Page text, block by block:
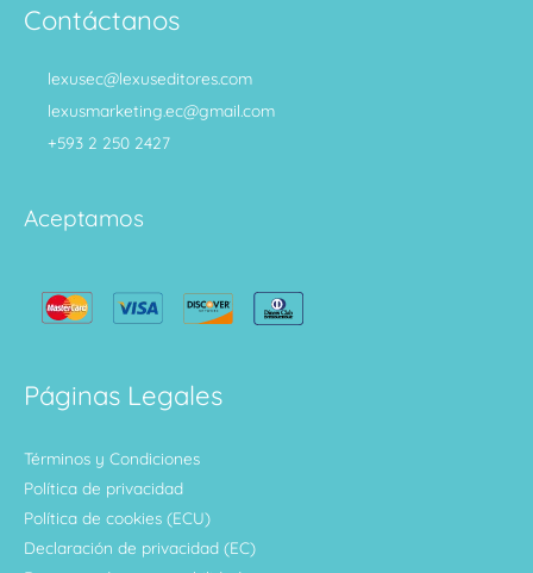
Contáctanos
lexusec@lexuseditores.com
lexusmarketing.ec@gmail.com
+593 2 250 2427
Aceptamos
Páginas Legales
Términos y Condiciones
Política de privacidad
Política de cookies (ECU)
Declaración de privacidad (EC)